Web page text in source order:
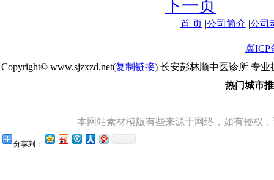
下一页
首 页|公司简介 |公司
冀ICP
Copyright© www.sjzxzd.net(复制链接) 长安彭林顺中医诊所 专业
热门城市
本网站素材模版有些来源于网络，如有侵权
分享到：